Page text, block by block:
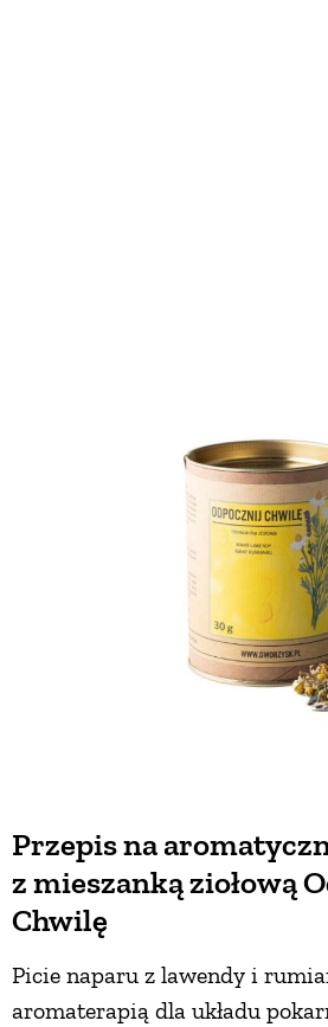
Przepis na
z mieszanką ziołową
Chwilę
Picie naparu z lawendy i
aromaterapią dla układu